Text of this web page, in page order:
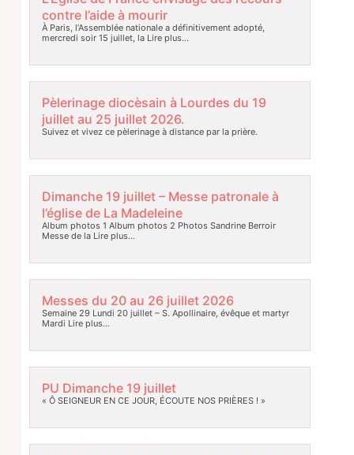
contre l’aide à mourir
À Paris, l’Assemblée nationale a définitivement adopté,
mercredi soir 15 juillet, laLire plus…
Pèlerinage diocèsain à Lourdes du 19
juillet au 25 juillet 2026.
Suivez et vivez ce pèlerinage à distance par la prière.
Dimanche 19 juillet – Messe patronale à
l’église de La Madeleine
Album photos 1 Album photos 2 Photos Sandrine Berroir
Messe de laLire plus…
Messes du 20 au 26 juillet 2026
Semaine 29 Lundi 20 juillet – S. Apollinaire, évêque et martyr
Mardi Lire plus…
PU Dimanche 19 juillet
« Ô SEIGNEUR EN CE JOUR, ÉCOUTE NOS PRIÈRES ! »